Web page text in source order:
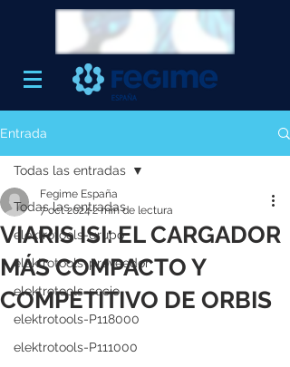
Entrada
Todas las entradas
elektrotools-grupo
elektrotools-proveedor
elektrotools-socio
elektrotools-P118000
elektrotools-P111000
Todas las entradas
VIARIS ISI: EL CARGADOR
MÁS COMPACTO Y
COMPETITIVO DE ORBIS
Fegime España
7 oct 20242 min de lectura